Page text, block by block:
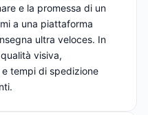
e la promessa di un
a una piattaforma
ultra veloces. In
visiva,
tempi di spedizione